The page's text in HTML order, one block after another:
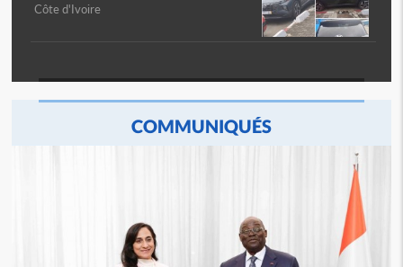
Côte d'Ivoire
COMMUNIQUÉS